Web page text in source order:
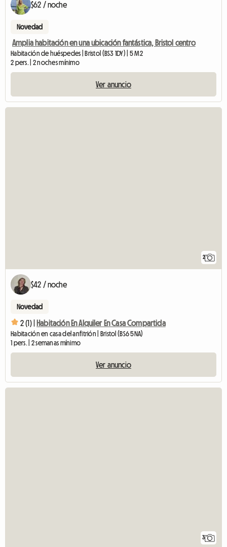
$62 / noche
Novedad
Amplia habitación en una ubicación fantástica, Bristol centro
Habitación de huéspedes | Bristol (BS3 1DY) | 5 M2
2 pers. | 2 noches mínimo
Ver anuncio
2
$42 / noche
Novedad
2 (1) | Habitación En Alquiler En Casa Compartida
Habitación en casa del anfitrión | Bristol (BS6 5NA)
1 pers. | 2 semanas mínimo
Ver anuncio
3